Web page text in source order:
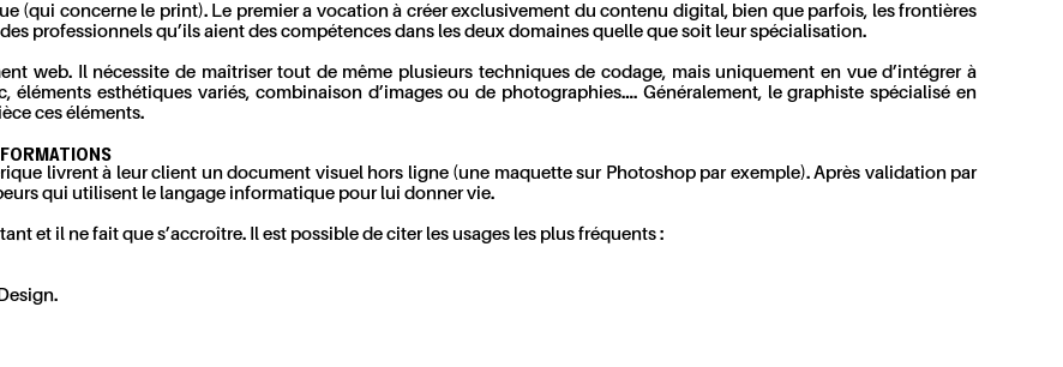
(qui concerne le print). Le premier a vocation à créer exclusivement du contenu digital, bien que parfois, les frontières
professionnels qu’ils aient des compétences dans les deux domaines quelle que soit leur spécialisation.
web. Il nécessite de maîtriser tout de même plusieurs techniques de codage, mais uniquement en vue d’intégrer à
éléments esthétiques variés, combinaison d’images ou de photographies…. Généralement, le graphiste spécialisé en
ces éléments.
livrent à leur client un document visuel hors ligne (une maquette sur Photoshop par exemple). Après validation par
qui utilisent le langage informatique pour lui donner vie.
et il ne fait que s’accroître. Il est possible de citer les usages les plus fréquents :